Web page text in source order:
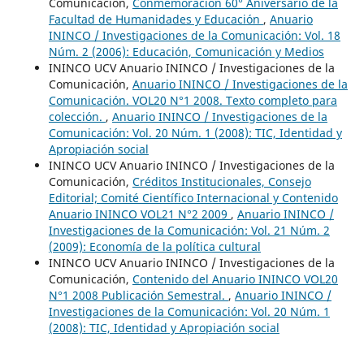
Comunicación, Conmemoración 60° Aniversario de la
Facultad de Humanidades y Educación , Anuario
ININCO / Investigaciones de la Comunicación: Vol. 18
Núm. 2 (2006): Educación, Comunicación y Medios
ININCO UCV Anuario ININCO / Investigaciones de la
Comunicación, Anuario ININCO / Investigaciones de la
Comunicación. VOL20 N°1 2008. Texto completo para
colección. , Anuario ININCO / Investigaciones de la
Comunicación: Vol. 20 Núm. 1 (2008): TIC, Identidad y
Apropiación social
ININCO UCV Anuario ININCO / Investigaciones de la
Comunicación, Créditos Institucionales, Consejo
Editorial; Comité Científico Internacional y Contenido
Anuario ININCO VOL21 N°2 2009 , Anuario ININCO /
Investigaciones de la Comunicación: Vol. 21 Núm. 2
(2009): Economía de la política cultural
ININCO UCV Anuario ININCO / Investigaciones de la
Comunicación, Contenido del Anuario ININCO VOL20
N°1 2008 Publicación Semestral. , Anuario ININCO /
Investigaciones de la Comunicación: Vol. 20 Núm. 1
(2008): TIC, Identidad y Apropiación social